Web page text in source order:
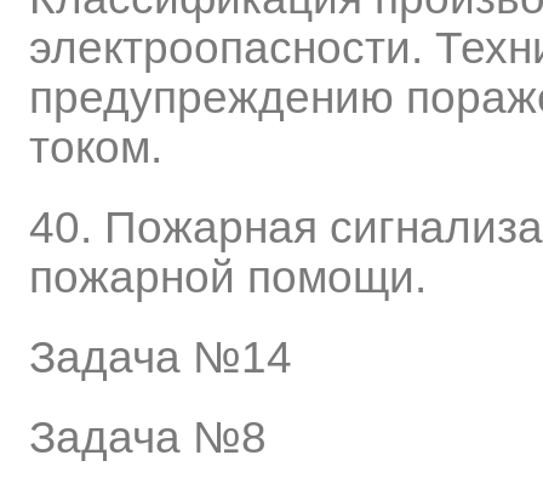
электроопасности.
предупреждению
током.
40. Пожарная
пожарной помощи.
Задача №14
Задача №8